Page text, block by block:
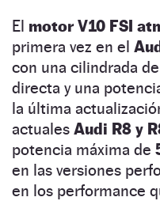
El motor V10 FSI
primera vez en el
con una cilindrada
directa y una
la última
actuales Audi R8 y
potencia máxima de
en las versiones
en los performance